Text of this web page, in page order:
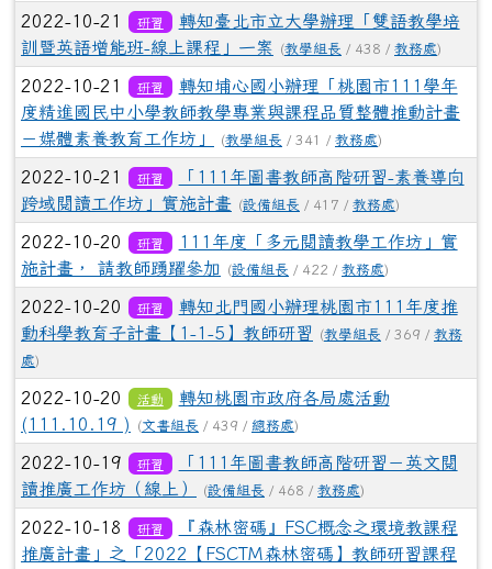
2022-10-21 研習
轉知臺北市立大學辦理「雙語教學培
訓暨英語增能班-線上課程」一案
(教學組長 / 438 / 教務處)
2022-10-21 研習
轉知埔心國小辦理「桃園市111學年
度精進國民中小學教師教學專業與課程品質整體推動計畫
－媒體素養教育工作坊」
(教學組長 / 341 / 教務處)
2022-10-21 研習
「111年圖書教師高階研習-素養導向
跨域閱讀工作坊」實施計畫 (設備組長 / 417 / 教務處)
2022-10-20 研習
111年度「多元閱讀教學工作坊」實
施計畫， 請教師踴躍參加
(設備組長 / 422 / 教務處)
2022-10-20 研習
轉知北門國小辦理桃園市111年度推
動科學教育子計畫【1-1-5】教師研習
(教學組長 / 369 / 教務
處)
2022-10-20 活動
轉知桃園市政府各局處活動
(111.10.19 )
(文書組長 / 439 / 總務處)
2022-10-19 研習
「111年圖書教師高階研習－英文閱
讀推廣工作坊（線上）
(設備組長 / 468 / 教務處)
2022-10-18 研習
『森林密碼』FSC概念之環境教課程
推廣計畫」之「2022【FSCTM森林密碼】教師研習課程